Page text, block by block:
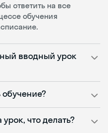
ответить на все
обучения
вводный урок
что делать?